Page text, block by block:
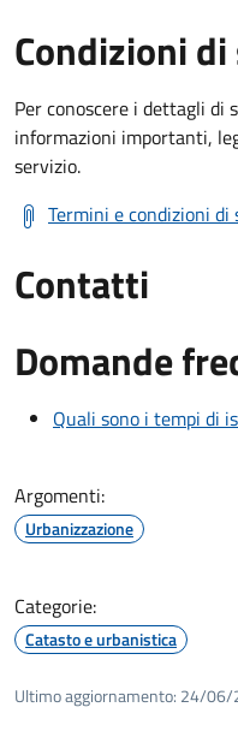
Condizioni
Per conoscere i dettagli di
informazioni importanti,
servizio.
Termini e condizioni di
Contatti
Domande
Quali sono i tempi di
Argomenti:
Urbanizzazione
Categorie:
Catasto e urbanistica
Ultimo aggiornamento: 24/06/